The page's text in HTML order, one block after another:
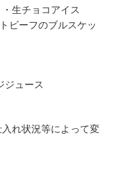
生チョコアイス
ビーフのブルスケッ
ジュース
れ状況等によって変